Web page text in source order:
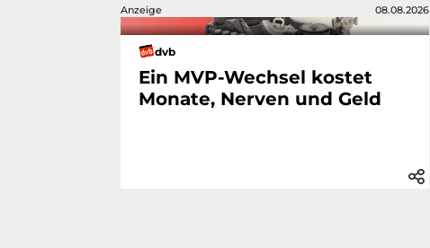
Anzeige 08.08.2026
dvb
Ein MVP-Wechsel kostet
Monate, Nerven und Geld